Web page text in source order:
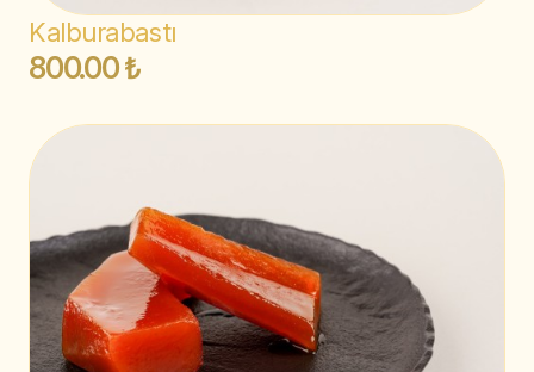
Kalburabastı
800.00 ₺